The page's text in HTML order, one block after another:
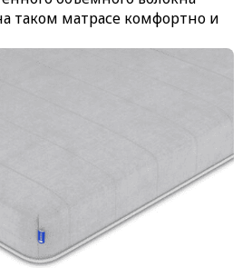
таком матрасе комфортно и